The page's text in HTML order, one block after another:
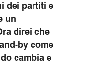
dei partiti e
un
direi che
by come
cambia e